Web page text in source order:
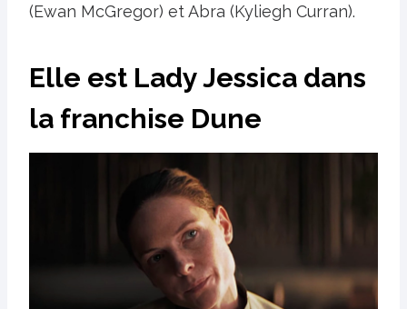
(Ewan McGregor) et Abra (Kyliegh Curran).
Elle est Lady Jessica dans
la franchise Dune